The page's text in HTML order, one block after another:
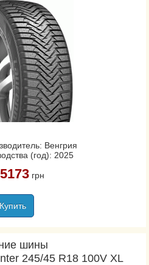
Венгрия
(год): 2025
5173грн
Купить
шины
245/45 R18 100V XL